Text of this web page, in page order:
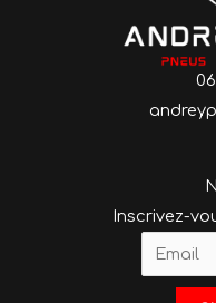
Inscrivez-